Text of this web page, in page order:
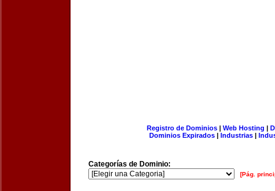
Registro de Dominios| Web Hosting |
Dominios Expirados | Industrias |
Categorías de Dominio:
[Pág.